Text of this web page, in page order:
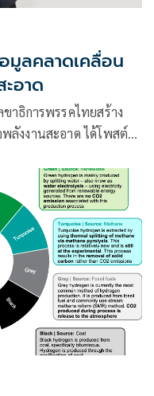
มูลคลาดเคลื่อน
อาด
าธิการพรรคไทยสร้าง
ลังงานสะอาด ได้โพสต์